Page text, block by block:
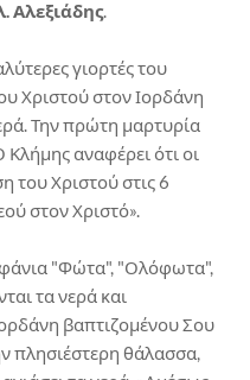
Αλεξιάδης.
γιορτές του
Χριστού στον Ιορδάνη
Την πρώτη μαρτυρία
αναφέρει ότι οι
του Χριστού στις 6
στον Χριστό».
"Φώτα", "Ολόφωτα",
τα νερά και
βαπτιζομένου Σου
πλησιέστερη θάλασσα,